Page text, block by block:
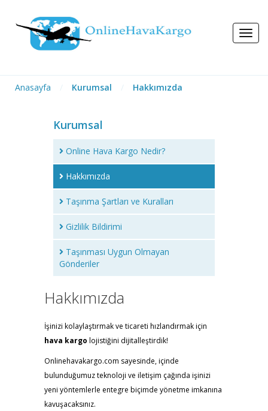
Anasayfa / Kurumsal / Hakkımızda
Kurumsal
Online Hava Kargo Nedir?
Hakkımızda
Taşınma Şartları ve Kuralları
Gizlilik Bildirimi
Taşınması Uygun Olmayan
Gönderiler
Hakkımızda
İşinizi kolaylaştırmak ve ticareti hızlandırmak için
hava kargo lojistiğini dijitalleştirdik!
Onlinehavakargo.com sayesinde, içinde
bulunduğumuz teknoloji ve iletişim çağında işinizi
yeni yöntemlerle entegre biçimde yönetme imkanına
kavuşacaksınız.